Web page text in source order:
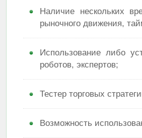
Наличие нескольких
рыночного движения,
Использование либо
роботов, экспертов;
Тестер торговых
Возможность